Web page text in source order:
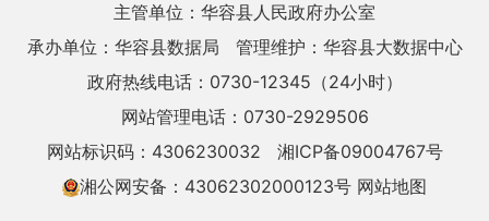
主管单位：华容县人民政府办公室
承办单位：华容县数据局
管理维护：华容县大数据中心
政府热线电话：0730-12345（24小时）
网站管理电话：0730-2929506
网站标识码：4306230032
湘ICP备09004767号
湘公网安备：43062302000123号 网站地图